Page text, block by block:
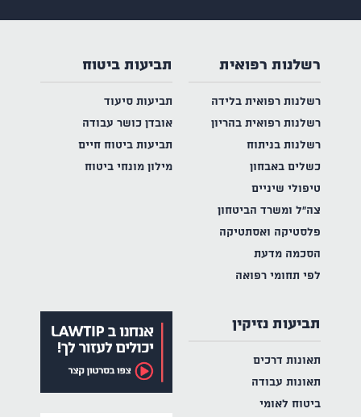
רשלנות רפואית
רשלנות רפואית בלידה
רשלנות רפואית בהריון
רשלנות בניתוח
כשלים באבחון
טיפולי שיניים
צה"ל ומשרד הביטחון
פלסטיקה ואסתטיקה
הסכמה מדעת
לפי תחומי רפואה
תביעות ביטוח
תביעות סיעוד
אובדן כושר עבודה
תביעות ביטוח חיים
מילון מונחי ביטוח
תביעות נזיקין
תאונות דרכים
תאונות עבודה
ביטוח לאומי